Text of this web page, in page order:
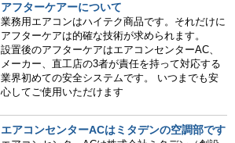
アフターケアーについて
業務用エアコンはハイテク商品です。それだけに
アフターケアは的確な技術が求められます。
設置後のアフターケアはエアコンセンターAC、
メーカー、直工店の3者が責任を持って対応する
業界初めての安全システムです。 いつまでも安
心してご使用いただけます
エアコンセンターACはミタデンの空調部です